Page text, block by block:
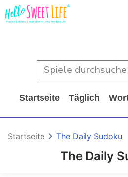
Startseite Täglich
The Daily
Startseite The Daily Sudoku